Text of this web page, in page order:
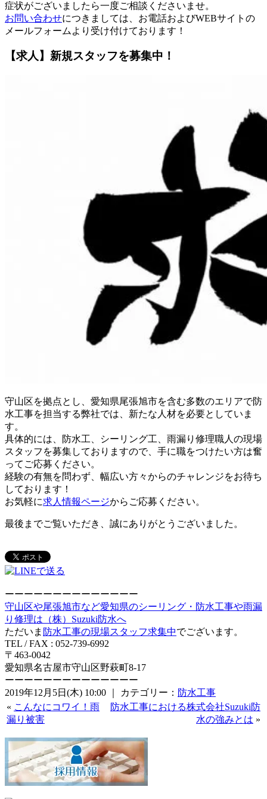
症状がございましたら一度ご相談くださいませ。
お問い合わせにつきましては、お電話およびWEBサイトの
メールフォームより受け付けております！
【求人】新規スタッフを募集中！
守山区を拠点とし、愛知県尾張旭市を含む多数のエリアで防
水工事を担当する弊社では、新たな人材を必要としていま
す。
具体的には、防水工、シーリング工、雨漏り修理職人の現場
スタッフを募集しておりますので、手に職をつけたい方は奮
ってご応募ください。
経験の有無を問わず、幅広い方々からのチャレンジをお待ち
しております！
お気軽に求人情報ページからご応募ください。
最後までご覧いただき、誠にありがとうございました。
ーーーーーーーーーーーーーー
守山区や尾張旭市など愛知県のシーリング・防水工事や雨漏
り修理は（株）Suzuki防水へ
ただいま 防水工事の現場スタッフ求集中でございます。
TEL / FAX : 052-739-6992
〒463-0042
愛知県名古屋市守山区野萩町8-17
ーーーーーーーーーーーーーー
2019年12月5日(木) 10:00 ｜ カテゴリー： 防水工事
« こんなにコワイ！雨
漏り被害
防水工事における株式会社Suzuki防
水の強みとは »